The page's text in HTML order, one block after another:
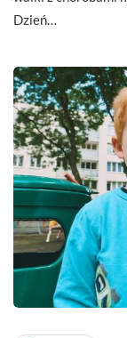
Dzień…